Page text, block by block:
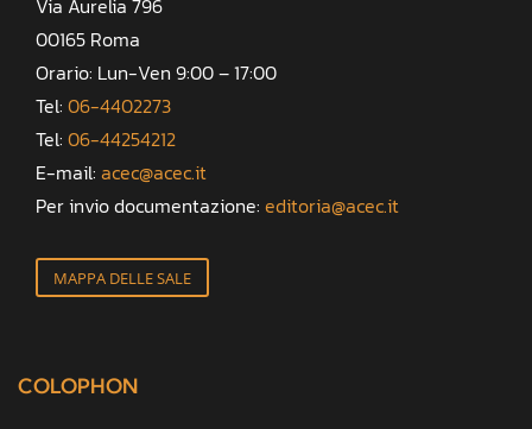
00165 Roma
Orario: Lun-Ven 9:00 – 17:00
Tel: 06-4402273
Tel: 06-44254212
E-mail: acec@acec.it
Per invio documentazione: editoria@acec.it
MAPPA DELLE SALE
COLOPHON